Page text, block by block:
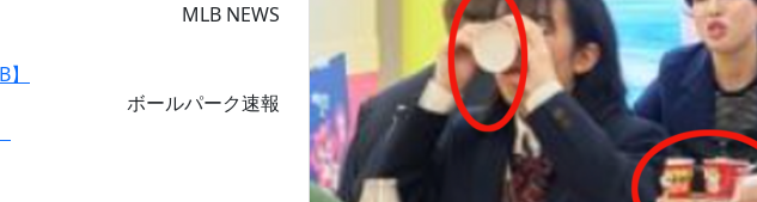
MLB NEWS
ボールパーク速報